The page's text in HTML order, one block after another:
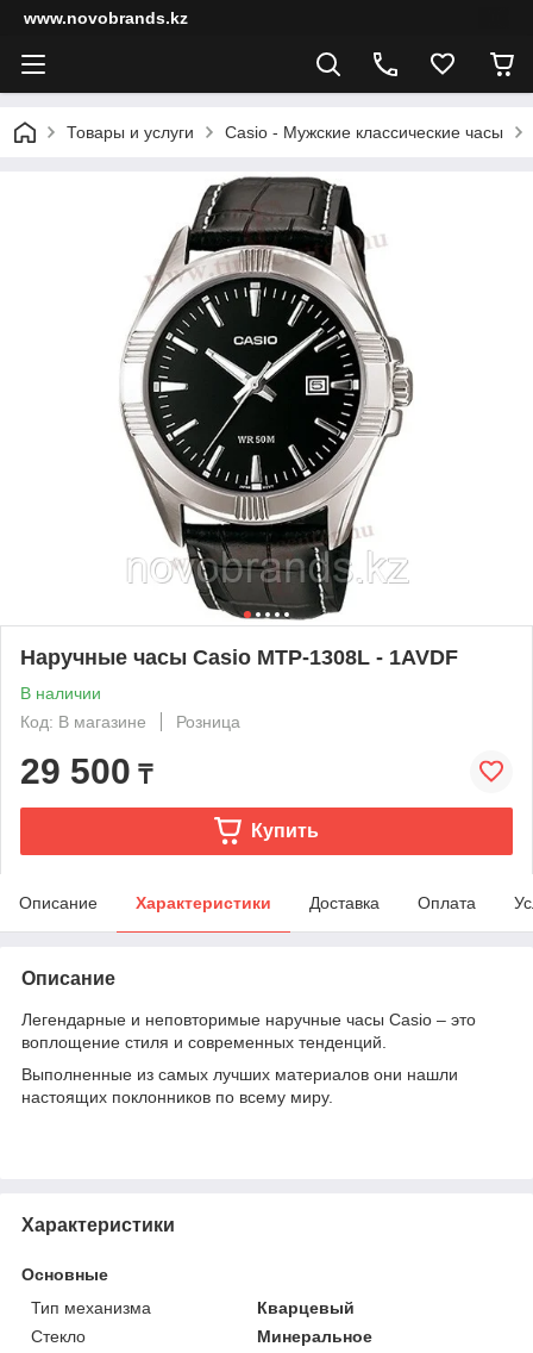
www.novobrands.kz
Товары и услуги Casio - Мужские классические часы
Наручные часы Casio MTP-1308L - 1AVDF
В наличии
Код: В магазине
Розница
29 500 ₸
Купить
Описание Характеристики Доставка Оплата
Описание
Легендарные и неповторимые наручные часы Casio – это
воплощение стиля и современных тенденций.
Выполненные из самых лучших материалов они нашли
настоящих поклонников по всему миру.
Характеристики
Основные
Тип механизма
Кварцевый
Стекло
Минеральное